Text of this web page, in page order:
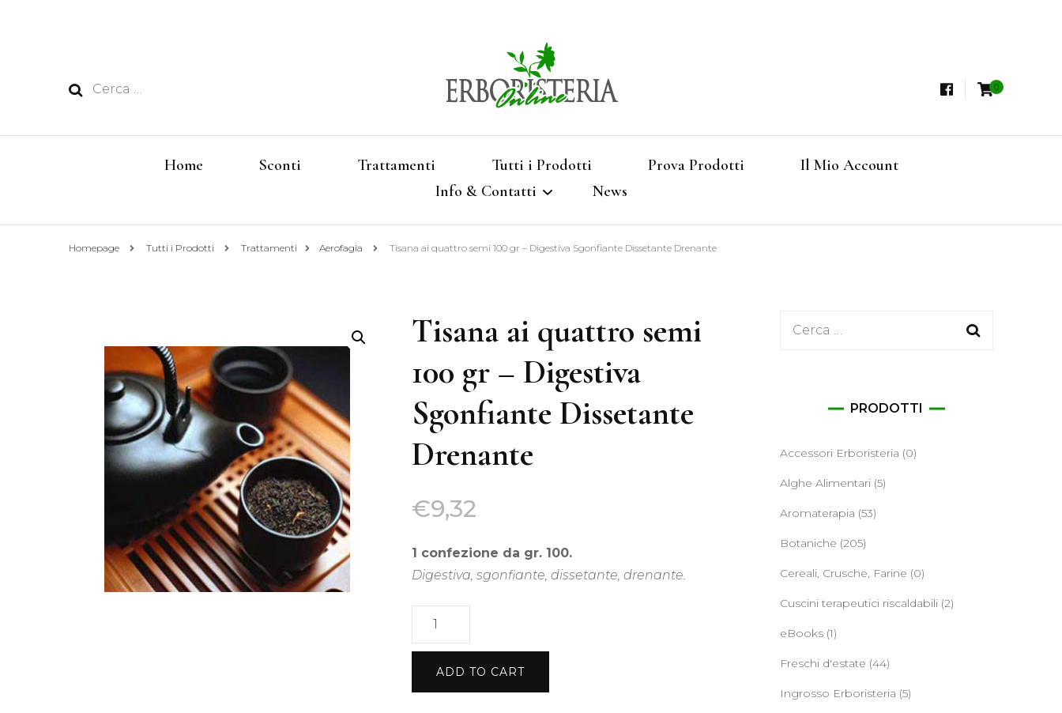
Ricerca
Erboristeria
Shop Online
Tisane
Vendita di Botaniche, Erbe e Spezie Officinali, Tisane Terapeutiche Esclusive, Tè Pregiati
0
Home Sconti Trattamenti Tutti i Prodotti Prova Prodotti
Il Mio Account
Info & Contatti
Privacy e Cookies
Acquisti all’ingrosso
Tisane Personalizzate
Richiedi Informazioni
News
Homepage Tutti i Prodotti Trattamenti Aerofagia Tisana ai quattro semi 100 gr – Digestiva Sgonfiante Dissetante Drenante
Tisana ai quattro semi
100 gr – Digestiva
Sgonfiante Dissetante
Drenante
€9,32
1 confezione da gr. 100.
Digestiva, sgonfiante, dissetante, drenante.
Tisana
ADD TO CART
Ricerca
PRODOTTI
Accessori Erboristeria (0)
Alghe Alimentari (5)
Aromaterapia (53)
Botaniche (205)
Cereali, Crusche, Farine (0)
Cuscini terapeutici riscaldabili (2)
eBooks (1)
Freschi d'estate (44)
Ingrosso Erboristeria (5)